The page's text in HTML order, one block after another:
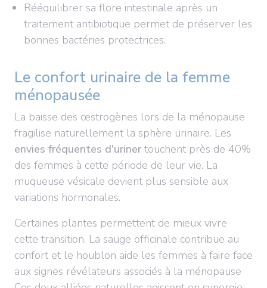
Rééquilibrer sa flore intestinale après un
traitement antibiotique permet de préserver les
bonnes bactéries protectrices.
Le confort urinaire de la femme
ménopausée
La baisse des œstrogènes lors de la ménopause
fragilise naturellement la sphère urinaire. Les
envies fréquentes d'uriner touchent près de 40%
des femmes à cette période de leur vie. La
muqueuse vésicale devient plus sensible aux
variations hormonales.
Certaines plantes permettent de mieux vivre
cette transition. La sauge officinale contribue au
confort et le houblon aide les femmes à faire face
aux signes révélateurs associés à la ménopause